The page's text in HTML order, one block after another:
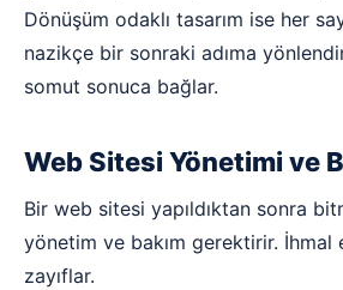
Dönüşüm odaklı tasarım ise her
nazikçe bir sonraki adıma
somut sonuca bağlar.
Web Sitesi Yönetimi ve
Bir web sitesi yapıldıktan sonra
yönetim ve bakım gerektirir. İhmal
zayıflar.